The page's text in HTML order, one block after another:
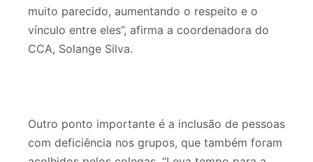
muito parecido, aumentando o respeito e o
vínculo entre eles”, afirma a coordenadora do
CCA, Solange Silva.
Outro ponto importante é a inclusão de pessoas
com deficiência nos grupos, que também foram